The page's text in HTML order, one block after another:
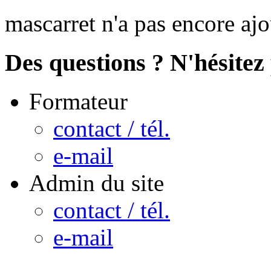
mascarret n'a pas encore
Des questions ?
Formateur
contact / tél.
e-mail
Admin du site
contact / tél.
e-mail